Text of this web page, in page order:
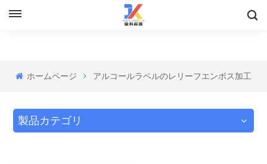
ホームページ アルコールラベルのレリーフエンボス加工
製品カテゴリ